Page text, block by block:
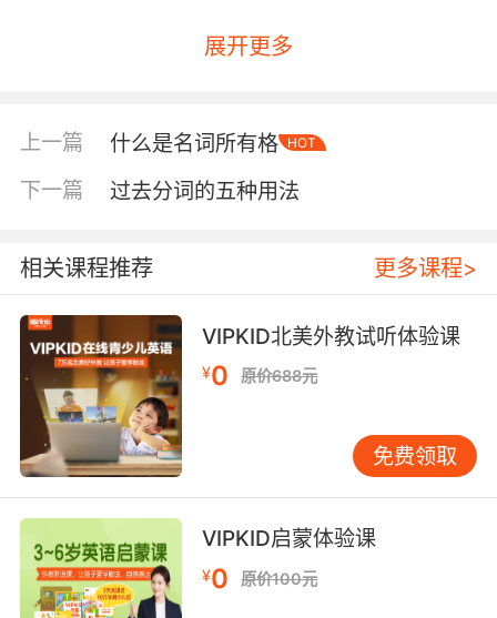
展开更多
上一篇 什么是名词所有格 HOT
下一篇 过去分词的五种用法
相关课程推荐 更多课程>
VIPKID北美外教试听体验课
¥0 原价688元
免费领取
VIPKID启蒙体验课
¥0 原价100元